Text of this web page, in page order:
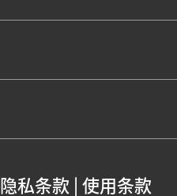
隐私条款 | 使用条款